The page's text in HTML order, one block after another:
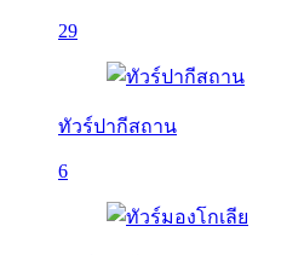
29
ทัวร์ปากีสถาน
6